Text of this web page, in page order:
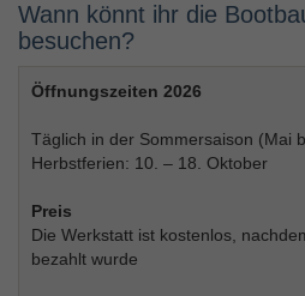
Wann könnt ihr die
besuchen?
Öffnungszeiten 2026
Täglich in der Sommersaison (Mai
Herbstferien: 10. – 18. Oktober
Preis
Die Werkstatt ist kostenlos,
bezahlt wurde